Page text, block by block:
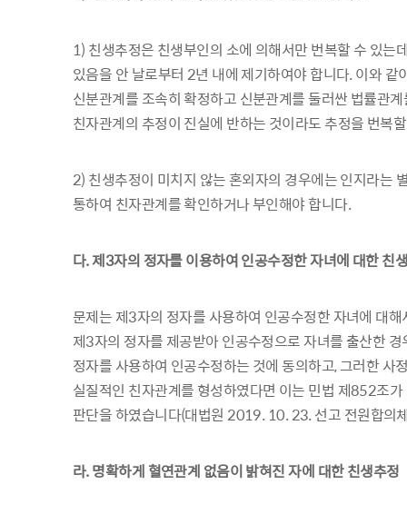
1) 친생추정은 친생부인의 소에 의해서만 번복할 수 있는
있음을 안 날로부터 2년 내에 제기하여야 합니다. 이와
신분관계를 조속히 확정하고 신분관계를 둘러싼 법률관
친자관계의 추정이 진실에 반하는 것이라도 추정을 번복
2) 친생추정이 미치지 않는 혼외자의 경우에는 인지라는
통하여 친자관계를 확인하거나 부인해야 합니다.
다. 제3자의 정자를 이용하여 인공수정한 자녀에 대한 친
문제는 제3자의 정자를 사용하여 인공수정한 자녀에 대
제3자의 정자를 제공받아 인공수정으로 자녀를 출산한
정자를 사용하여 인공수정하는 것에 동의하고, 그러한
실질적인 친자관계를 형성하였다면 이는 민법 제852조
판단을 하였습니다(대법원 2019. 10. 23. 선고 전원합의
라. 명확하게 혈연관계 없음이 밝혀진 자에 대한 친생추정